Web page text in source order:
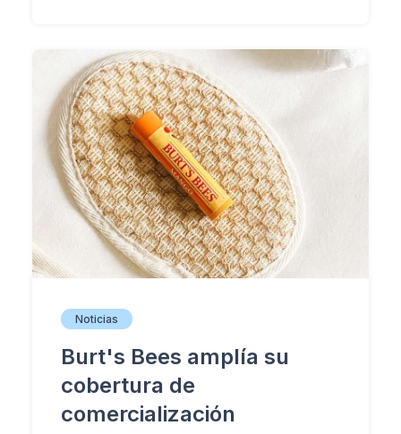
Noticias
Burt's Bees amplía su
cobertura de
comercialización